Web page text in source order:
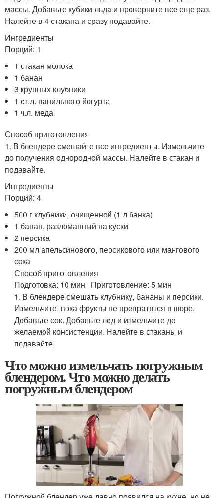
массы. Добавьте кубики льда и проверните все еще раз.
Налейте в 4 стакана и сразу подавайте.
Ингредиенты
Порций: 1
1 стакан молока
1 банан
3 крупных клубники
1 ст.л. ванильного йогурта
1 ч.л. меда
Способ приготовления
1. В блендере смешайте все ингредиенты. Измельчите
до получения однородной массы. Налейте в стакан и
подавайте.
Ингредиенты
Порций: 4
500 г клубники, очищенной (1 л банка)
1 банан, разломанный на куски
2 персика
200 мл апельсинового, персикового или мангового
сока
Способ приготовления
Подготовка: 10 мин | Приготовление: 5 мин
1. В блендере смешать клубнику, бананы и персики.
Измельчите, пока фрукты не превратятся в пюре.
Добавьте сок. Добавьте лед и измельчите до
желаемой консистенции. Налейте в стаканы и
подавайте.
Что можно измельчать погружным
блендером. Что можно делать
погружным блендером